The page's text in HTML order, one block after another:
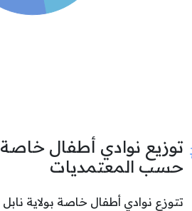
توزيع نوادي أطفال خاصة
حسب المعتمديات
تتوزع نوادي أطفال خاصة بولاية